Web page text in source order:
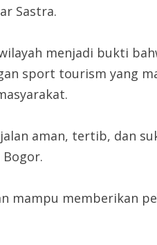
Sastra.
menjadi bukti
sport tourism yang
aman, tertib, dan
mampu memberikan